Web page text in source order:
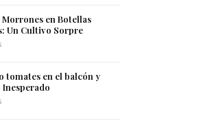
en Botellas
Un Cultivo Sorpre
tomates en el balcón y